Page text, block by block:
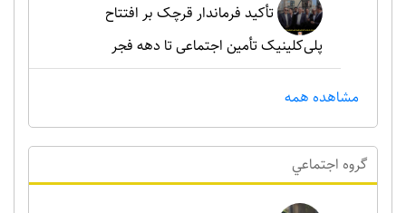
تأکید فرماندار قرچک بر افتتاح
پلی‌کلینیک تأمین اجتماعی تا دهه فجر
مشاهده همه
گروه اجتماعي